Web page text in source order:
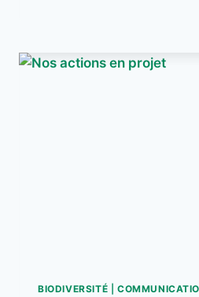
BIODIVERSITÉ